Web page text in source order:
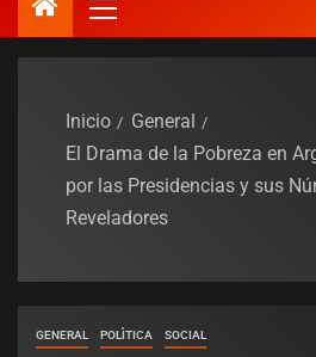
Inicio
General
El Drama de la Pobreza en
por las Presidencias y sus
Reveladores
GENERAL POLÌTICA SOCIAL